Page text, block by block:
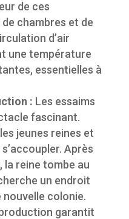
de ces
chambres et de
d’air
une température
essentielles à
: Les essaims
fascinant.
jeunes reines et
Après
la reine tombe au
un endroit
colonie.
garantit